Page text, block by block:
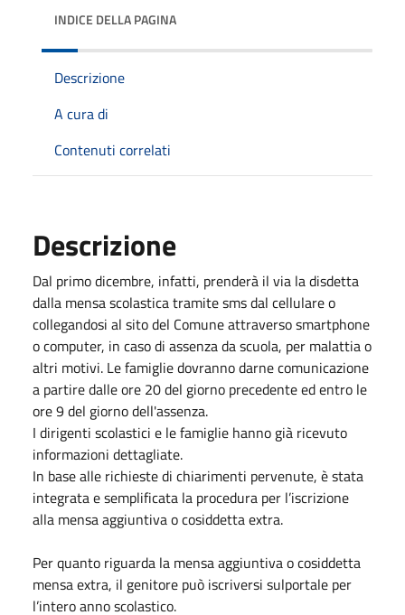
INDICE DELLA PAGINA
Descrizione
A cura di
Contenuti correlati
Descrizione
Dal primo dicembre, infatti, prenderà il via la disdetta
dalla mensa scolastica tramite sms dal cellulare o
collegandosi al sito del Comune attraverso smartphone
o computer, in caso di assenza da scuola, per malattia o
altri motivi. Le famiglie dovranno darne comunicazione
a partire dalle ore 20 del giorno precedente ed entro le
ore 9 del giorno dell'assenza.
I dirigenti scolastici e le famiglie hanno già ricevuto
informazioni dettagliate.
In base alle richieste di chiarimenti pervenute, è stata
integrata e semplificata la procedura per l’iscrizione
alla mensa aggiuntiva o cosiddetta extra.
Per quanto riguarda la mensa aggiuntiva o cosiddetta
mensa extra, il genitore può iscriversi sulportale per
l’intero anno scolastico.